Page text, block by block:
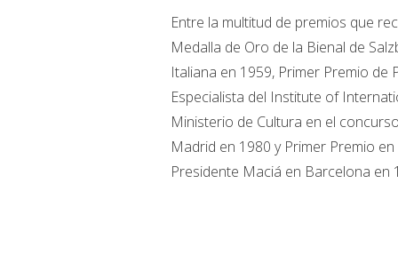
Entre la multitud de premios que
Medalla de Oro de la Bienal de
Italiana en 1959, Primer Premio de
Especialista del Institute of
Ministerio de Cultura en el
Madrid en 1980 y Primer Premio
Presidente Maciá en Barcelona en